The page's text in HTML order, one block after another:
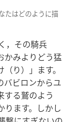
たはどのように描
，その騎兵
かみよりどう猛
り）」ます。
バビロンからユ
する鷲のよう
ります。しかし